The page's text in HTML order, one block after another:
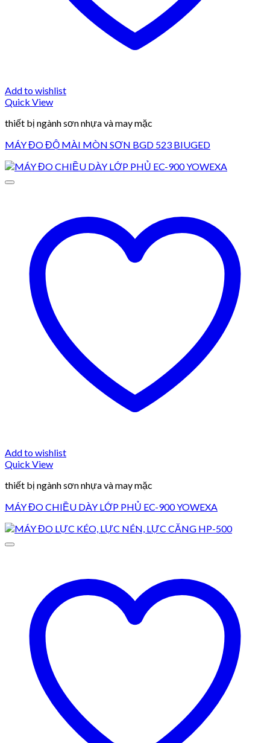
Add to wishlist
Quick View
thiết bị ngành sơn nhựa và may mặc
MÁY ĐO ĐỘ MÀI MÒN SƠN BGD 523 BIUGED
Add to wishlist
Quick View
thiết bị ngành sơn nhựa và may mặc
MÁY ĐO CHIỀU DÀY LỚP PHỦ EC-900 YOWEXA